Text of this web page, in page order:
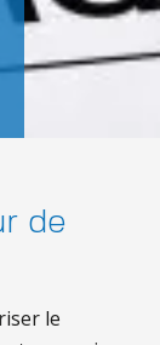
de
le